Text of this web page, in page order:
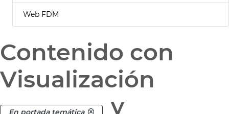
Web FDM
Contenido con
Visualización
En portada temática
y